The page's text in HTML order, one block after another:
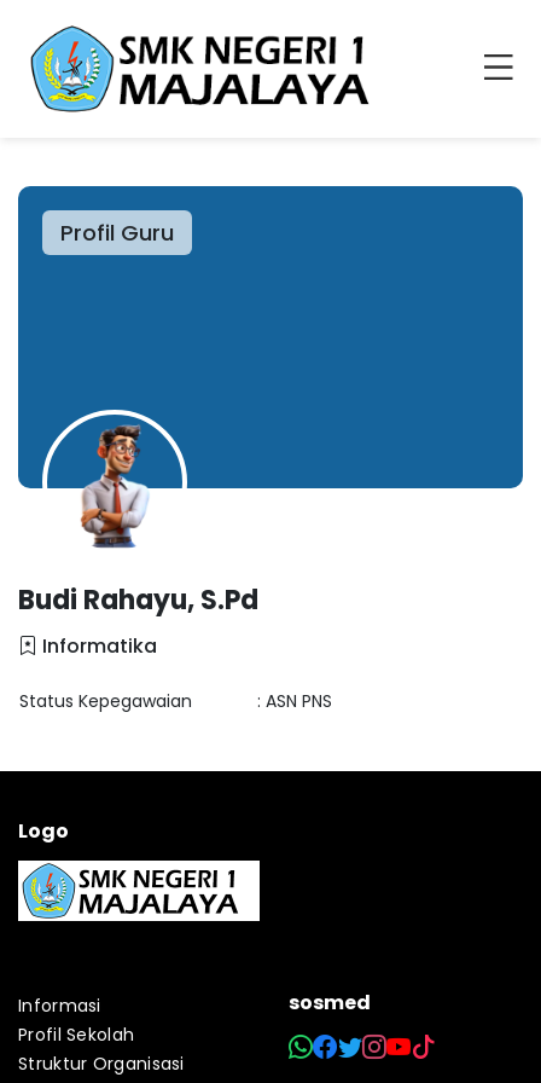
Profil Guru
Budi Rahayu, S.Pd
Informatika
Status Kepegawaian : ASN PNS
Logo
Informasi
Profil Sekolah
Struktur Organisasi
sosmed